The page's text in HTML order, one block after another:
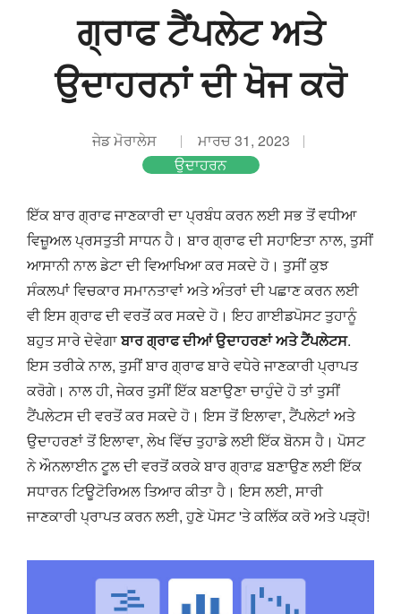
ਗ੍ਰਾਫ ਟੈਂਪਲੇਟ ਅਤੇ
ਉਦਾਹਰਨਾਂ ਦੀ ਖੋਜ ਕਰੋ
ਜੇਡ ਮੋਰਾਲੇਸ
ਮਾਰਚ 31, 2023
ਉਦਾਹਰਨ
ਇੱਕ ਬਾਰ ਗ੍ਰਾਫ ਜਾਣਕਾਰੀ ਦਾ ਪ੍ਰਬੰਧ ਕਰਨ ਲਈ ਸਭ ਤੋਂ ਵਧੀਆ
ਵਿਜ਼ੂਅਲ ਪ੍ਰਸਤੁਤੀ ਸਾਧਨ ਹੈ। ਬਾਰ ਗ੍ਰਾਫ ਦੀ ਸਹਾਇਤਾ ਨਾਲ, ਤੁਸੀਂ
ਆਸਾਨੀ ਨਾਲ ਡੇਟਾ ਦੀ ਵਿਆਖਿਆ ਕਰ ਸਕਦੇ ਹੋ। ਤੁਸੀਂ ਕੁਝ
ਸੰਕਲਪਾਂ ਵਿਚਕਾਰ ਸਮਾਨਤਾਵਾਂ ਅਤੇ ਅੰਤਰਾਂ ਦੀ ਪਛਾਣ ਕਰਨ ਲਈ
ਵੀ ਇਸ ਗ੍ਰਾਫ ਦੀ ਵਰਤੋਂ ਕਰ ਸਕਦੇ ਹੋ। ਇਹ ਗਾਈਡਪੋਸਟ ਤੁਹਾਨੂੰ
ਬਹੁਤ ਸਾਰੇ ਦੇਵੇਗਾਬਾਰ ਗ੍ਰਾਫ ਦੀਆਂ ਉਦਾਹਰਣਾਂ ਅਤੇ ਟੈਂਪਲੇਟਸ.
ਇਸ ਤਰੀਕੇ ਨਾਲ, ਤੁਸੀਂ ਬਾਰ ਗ੍ਰਾਫ ਬਾਰੇ ਵਧੇਰੇ ਜਾਣਕਾਰੀ ਪ੍ਰਾਪਤ
ਕਰੋਗੇ। ਨਾਲ ਹੀ, ਜੇਕਰ ਤੁਸੀਂ ਇੱਕ ਬਣਾਉਣਾ ਚਾਹੁੰਦੇ ਹੋ ਤਾਂ ਤੁਸੀਂ
ਟੈਂਪਲੇਟਸ ਦੀ ਵਰਤੋਂ ਕਰ ਸਕਦੇ ਹੋ। ਇਸ ਤੋਂ ਇਲਾਵਾ, ਟੈਂਪਲੇਟਾਂ ਅਤੇ
ਉਦਾਹਰਣਾਂ ਤੋਂ ਇਲਾਵਾ, ਲੇਖ ਵਿੱਚ ਤੁਹਾਡੇ ਲਈ ਇੱਕ ਬੋਨਸ ਹੈ। ਪੋਸਟ
ਨੇ ਔਨਲਾਈਨ ਟੂਲ ਦੀ ਵਰਤੋਂ ਕਰਕੇ ਬਾਰ ਗ੍ਰਾਫ਼ ਬਣਾਉਣ ਲਈ ਇੱਕ
ਸਧਾਰਨ ਟਿਊਟੋਰਿਅਲ ਤਿਆਰ ਕੀਤਾ ਹੈ। ਇਸ ਲਈ, ਸਾਰੀ
ਜਾਣਕਾਰੀ ਪ੍ਰਾਪਤ ਕਰਨ ਲਈ, ਹੁਣੇ ਪੋਸਟ 'ਤੇ ਕਲਿੱਕ ਕਰੋ ਅਤੇ ਪੜ੍ਹੋ!